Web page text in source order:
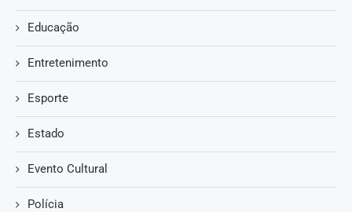
Educação
Entretenimento
Esporte
Estado
Evento Cultural
Polícia